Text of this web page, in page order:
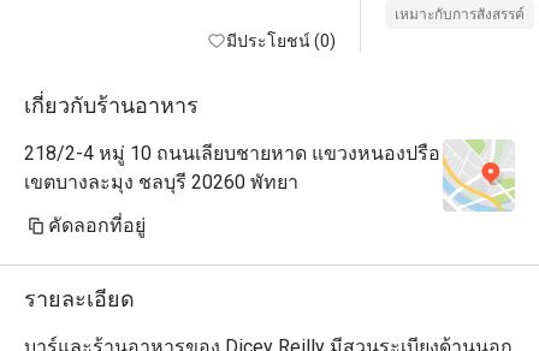
มีประโยชน์ (0)
เหมาะกับการสังสรรค์
เกี่ยวกับร้านอาหาร
218/2-4 หมู่ 10 ถนนเลียบชายหาด แขวงหนองปรือ
เขตบางละมุง ชลบุรี 20260 พัทยา
คัดลอกที่อยู่
รายละเอียด